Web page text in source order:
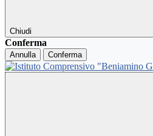
Chiudi
Conferma
Annulla Conferma